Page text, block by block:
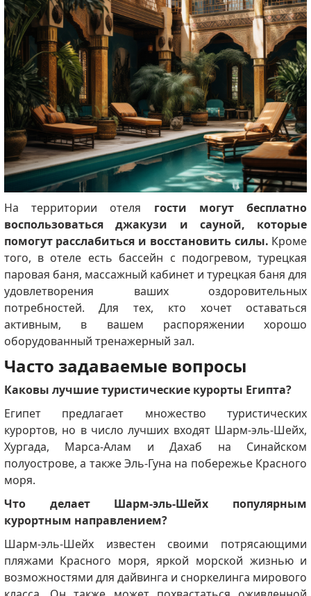
На территории отеля гости могут бесплатно
воспользоваться джакузи и сауной, которые
помогут расслабиться и восстановить силы. Кроме
того, в отеле есть бассейн с подогревом, турецкая
паровая баня, массажный кабинет и турецкая баня для
удовлетворения ваших оздоровительных
потребностей.Для тех, кто хочет оставаться
активным, в вашем распоряжении хорошо
оборудованный тренажерный зал.
Часто задаваемые вопросы
Каковы лучшие туристические курорты Египта?
Египет предлагает множество туристических
курортов, но в число лучших входят Шарм-эль-Шейх,
Хургада, Марса-Алам и Дахаб на Синайском
полуострове, а также Эль-Гуна на побережье Красного
моря.
Что делает Шарм-эль-Шейх популярным
курортным направлением?
Шарм-эль-Шейх известен своими потрясающими
пляжами Красного моря, яркой морской жизнью и
возможностями для дайвинга и сноркелинга мирового